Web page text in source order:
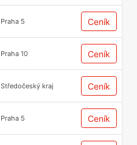
Praha 5 Ceník
Praha 10 Ceník
Středočeský kraj Ceník
Praha 5 Ceník